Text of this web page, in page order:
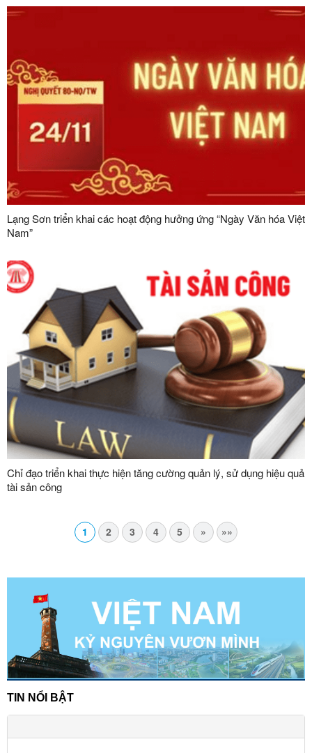
Lạng Sơn triển khai các hoạt động hưởng ứng “Ngày Văn hóa Việt
Nam”
Chỉ đạo triển khai thực hiện tăng cường quản lý, sử dụng hiệu quả
tài sản công
1 2 3 4 5 » »»
TIN NỔI BẬT